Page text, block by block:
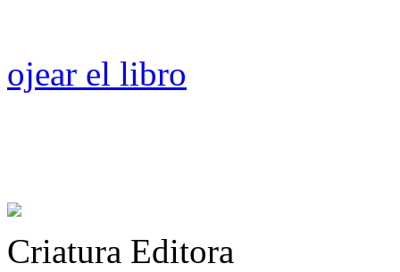
ojear el libro
Criatura Editora